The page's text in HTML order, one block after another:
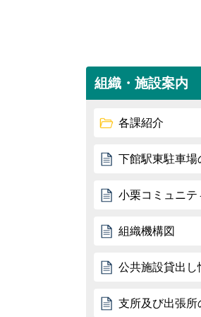
組織・施設案内
各課紹介
下館駅東駐車場
小栗コミュニテ
組織機構図
公共施設貸出し
支所及び出張所